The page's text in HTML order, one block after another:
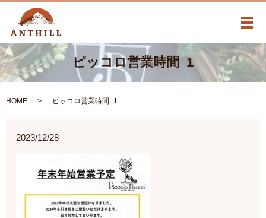
メ
ピッコロ営業時間_1
HOME ピッコロ営業時間_1
2023/12/28